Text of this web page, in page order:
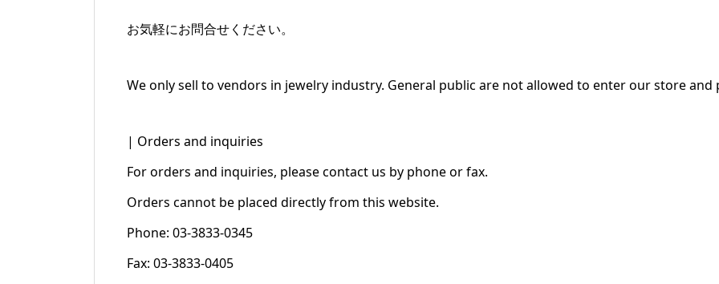
お気軽にお問合せください。
We only sell to vendors in jewelry industry. General public are not allowed to enter our store and
| Orders and inquiries
For orders and inquiries, please contact us by phone or fax.
Orders cannot be placed directly from this website.
Phone: 03-3833-0345
Fax: 03-3833-0405